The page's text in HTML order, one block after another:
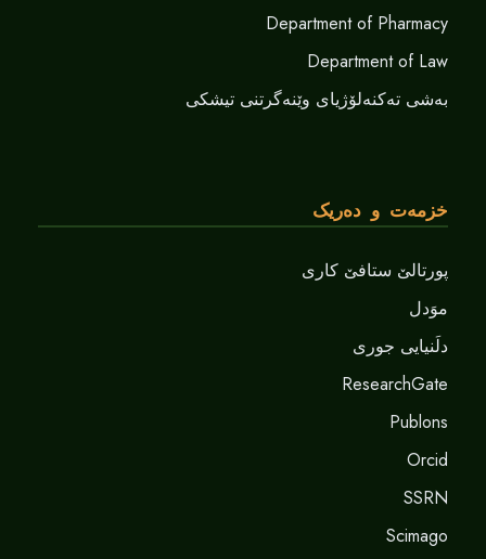
Department of Pharmacy
Department of Law
بەشی تەکنەلۆژیای وێنەگرتنی تیشکی
خزمەت و دەریک
پورتالێ ستافێ کاری
موَدل
دلَنيايى جورى
ResearchGate
Publons
Orcid
SSRN
Scimago